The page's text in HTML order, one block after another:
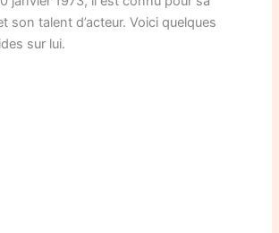
son talent d’acteur. Voici quelques
sur lui.